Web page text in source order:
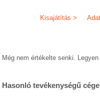
Kisajátítás >
Még nem értékelte senki.
Hasonló tevékenységű